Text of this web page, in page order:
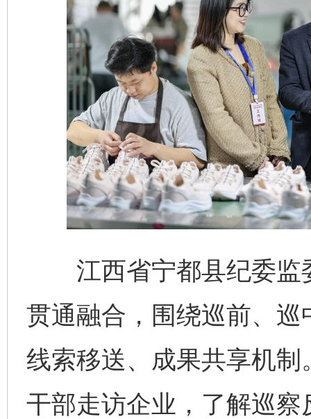
江西省宁都县纪委监
贯通融合，围绕巡前、
线索移送、成果共享机
干部走访企业，了解巡